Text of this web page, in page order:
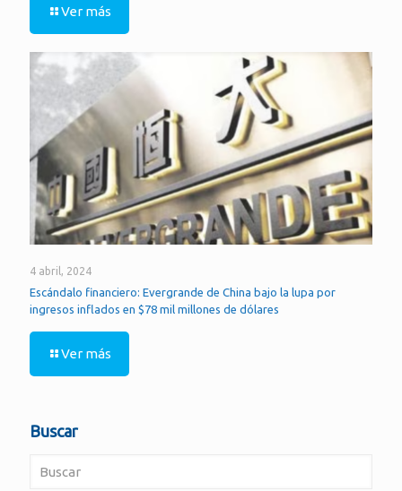
Ver más
4 abril, 2024
Escándalo financiero: Evergrande de China bajo la lupa por
ingresos inflados en $78 mil millones de dólares
Ver más
Buscar